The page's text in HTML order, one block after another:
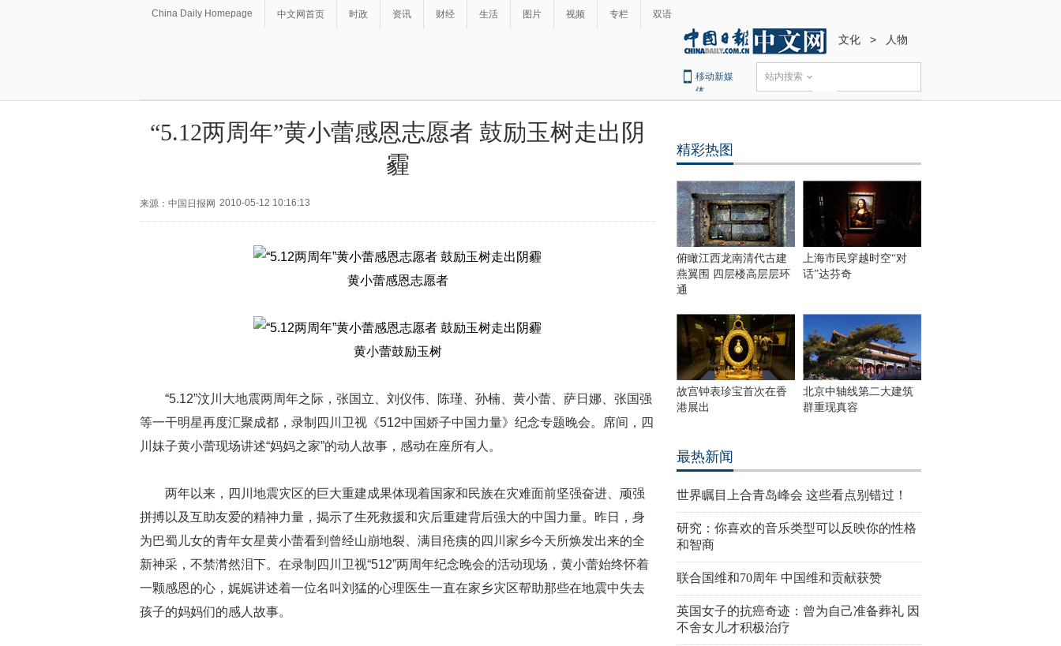
China Daily Homepage 中文网首页 时政 资讯 财经 生活 图片 视频 专栏 双语
文化 > 人物
移动新媒
体
站内搜索
“5.12两周年”黄小蕾感恩志愿者 鼓励玉树走出阴
霾
来源：中国日报网 2010-05-12 10:16:13
黄小蕾感恩志愿者
黄小蕾鼓励玉树
“5.12”汶川大地震两周年之际，张国立、刘仪伟、陈瑾、孙楠、黄小蕾、萨日娜、张国强
等一干明星再度汇聚成都，录制四川卫视《512中国娇子中国力量》纪念专题晚会。席间，四
川妹子黄小蕾现场讲述“妈妈之家”的动人故事，感动在座所有人。
两年以来，四川地震灾区的巨大重建成果体现着国家和民族在灾难面前坚强奋进、顽强
拼搏以及互助友爱的精神力量，揭示了生死救援和灾后重建背后强大的中国力量。昨日，身
为巴蜀儿女的青年女星黄小蕾看到曾经山崩地裂、满目疮痍的四川家乡今天所焕发出来的全
新神采，不禁潸然泪下。在录制四川卫视“512”两周年纪念晚会的活动现场，黄小蕾始终怀着
一颗感恩的心，娓娓讲述着一位名叫刘猛的心理医生一直在家乡灾区帮助那些在地震中失去
孩子的妈妈们的感人故事。
精彩热图
俯瞰江西龙南清代古建
燕翼围 四层楼高层层环
通
上海市民穿越时空“对
话”达芬奇
故宫钟表珍宝首次在香
港展出
北京中轴线第二大建筑
群重现真容
最热新闻
世界瞩目上合青岛峰会 这些看点别错过！
研究：你喜欢的音乐类型可以反映你的性格
和智商
联合国维和70周年 中国维和贡献获赞
英国女子的抗癌奇迹：曾为自己准备葬礼 因
不舍女儿才积极治疗